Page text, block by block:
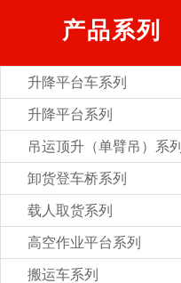
产品系列
升降平台车系列
升降平台系列
吊运顶升（单臂吊）系列
卸货登车桥系列
载人取货系列
高空作业平台系列
搬运车系列